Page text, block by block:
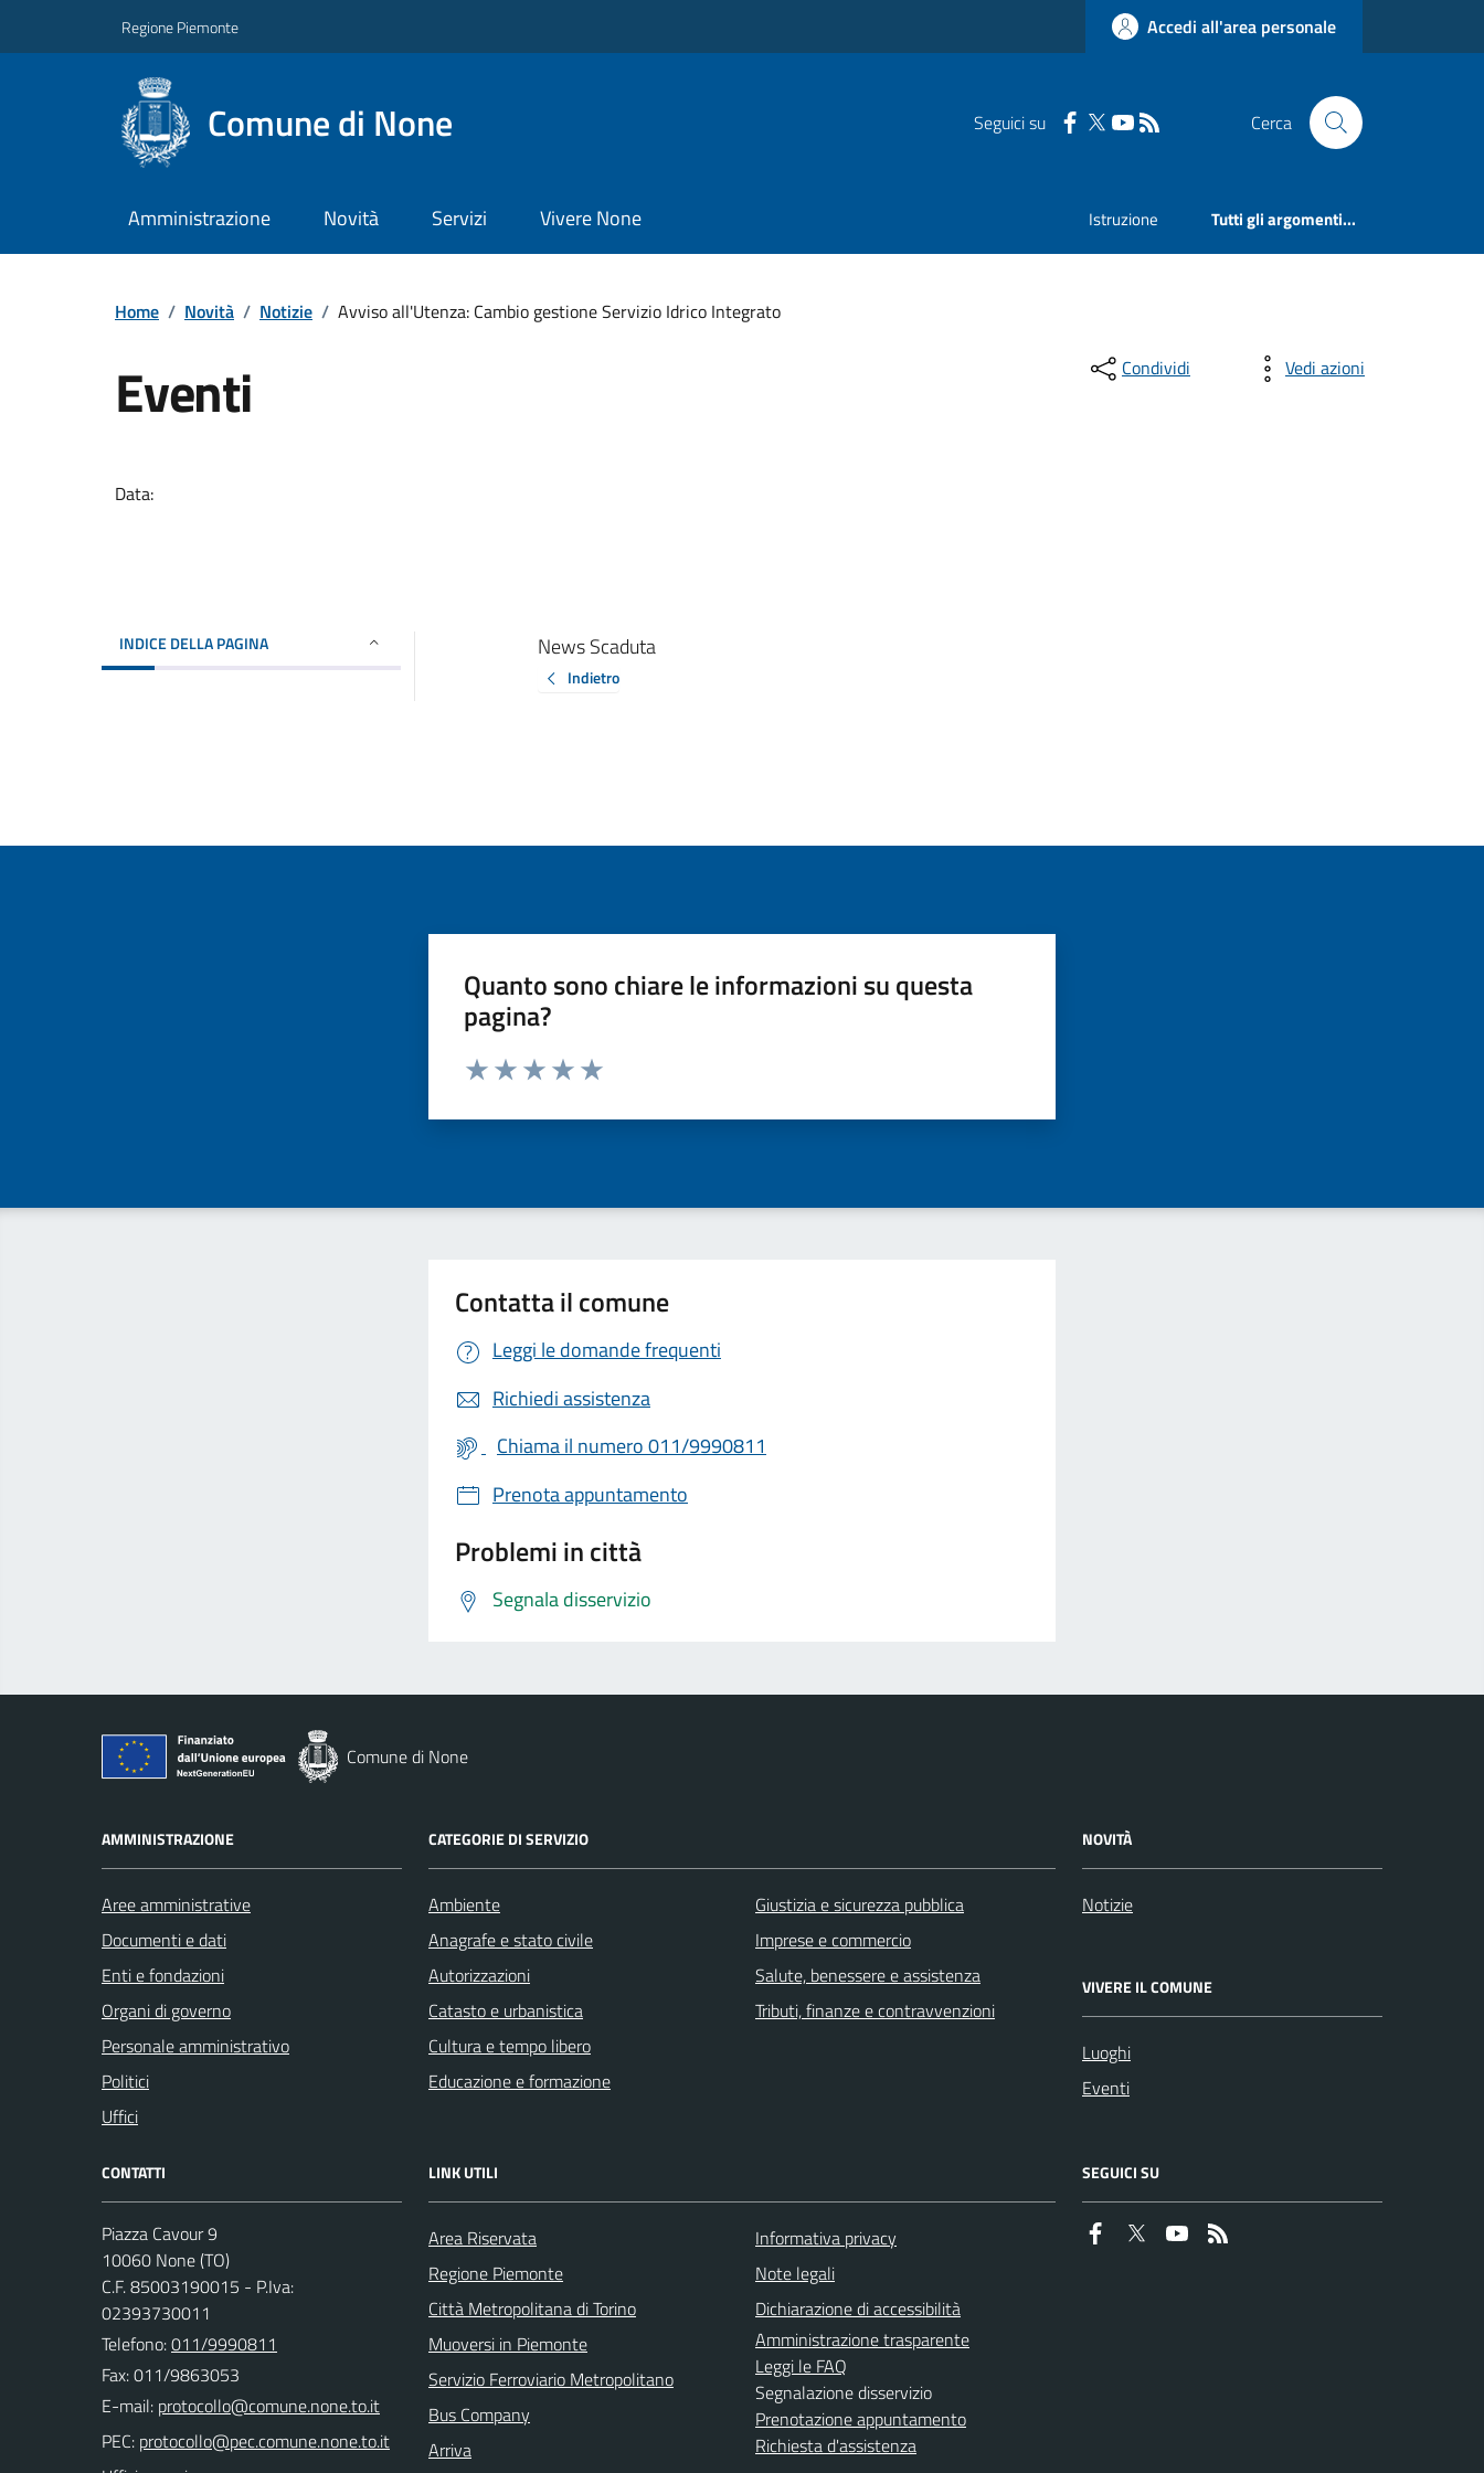
Regione Piemonte Accedi all'area personale
Comune di None Seguici su Cerca
Amministrazione Novità Servizi Vivere None Istruzione Tutti gli argomenti...
Home / Novità / Notizie / Avviso all'Utenza: Cambio gestione Servizio Idrico Integrato
Eventi
Data:
Condividi Vedi azioni
INDICE DELLA PAGINA News Scaduta
Indietro
Quanto sono chiare le informazioni su questa
pagina?
Valuta da 1 a 5 stelle la pagina
Contatta il comune
Leggi le domande frequenti
Richiedi assistenza
Chiama il numero 011/9990811
Prenota appuntamento
Problemi in città
Segnala disservizio
Comune di None
AMMINISTRAZIONE
Aree amministrative
Documenti e dati
Enti e fondazioni
Organi di governo
Personale amministrativo
Politici
Uffici
CATEGORIE DI SERVIZIO
Ambiente
Anagrafe e stato civile
Autorizzazioni
Catasto e urbanistica
Cultura e tempo libero
Educazione e formazione
Giustizia e sicurezza pubblica
Imprese e commercio
Salute, benessere e assistenza
Tributi, finanze e contravvenzioni
NOVITÀ
Notizie
VIVERE IL COMUNE
Luoghi
Eventi
CONTATTI
Piazza Cavour 9
10060 None (TO)
C.F. 85003190015 - P.Iva:
02393730011
Telefono:011/9990811
Fax: 011/9863053
E-mail:
PEC:
LINK UTILI
Area Riservata
Regione Piemonte
Città Metropolitana di Torino
Muoversi in Piemonte
Servizio Ferroviario Metropolitano
Bus Company
Arriva
Informativa privacy
Note legali
Dichiarazione di accessibilità
Amministrazione trasparente
Leggi le FAQ
Segnalazione disservizio
Prenotazione appuntamento
Richiesta d'assistenza
SEGUICI SU